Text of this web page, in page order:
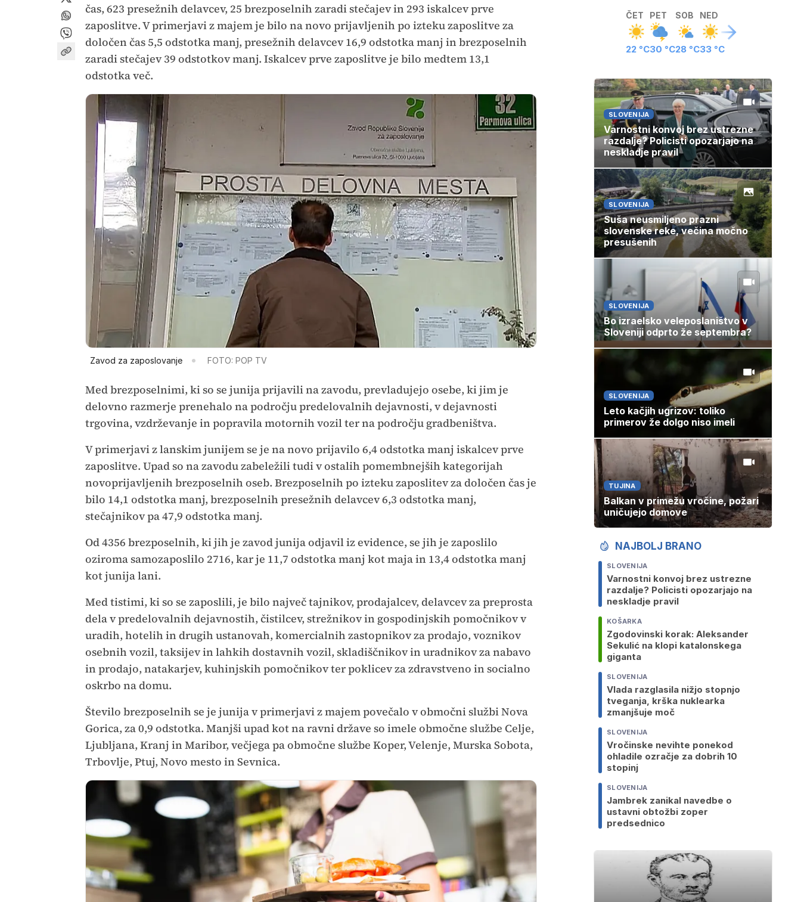
čas, 623 presežnih delavcev, 25 brezposelnih zaradi stečajev in 293 iskalcev prve
zaposlitve. V primerjavi z majem je bilo na novo prijavljenih po izteku zaposlitve za
določen čas 5,5 odstotka manj, presežnih delavcev 16,9 odstotka manj in brezposelnih
zaradi stečajev 39 odstotkov manj. Iskalcev prve zaposlitve je bilo medtem 13,1
odstotka več.
Zavod za zaposlovanje FOTO: POP TV
Med brezposelnimi, ki so se junija prijavili na zavodu, prevladujejo osebe, ki jim je
delovno razmerje prenehalo na področju predelovalnih dejavnosti, v dejavnosti
trgovina, vzdrževanje in popravila motornih vozil ter na področju gradbeništva.
V primerjavi z lanskim junijem se je na novo prijavilo 6,4 odstotka manj iskalcev prve
zaposlitve. Upad so na zavodu zabeležili tudi v ostalih pomembnejših kategorijah
novoprijavljenih brezposelnih oseb. Brezposelnih po izteku zaposlitev za določen čas je
bilo 14,1 odstotka manj, brezposelnih presežnih delavcev 6,3 odstotka manj,
stečajnikov pa 47,9 odstotka manj.
Od 4356 brezposelnih, ki jih je zavod junija odjavil iz evidence, se jih je zaposlilo
oziroma samozaposlilo 2716, kar je 11,7 odstotka manj kot maja in 13,4 odstotka manj
kot junija lani.
Med tistimi, ki so se zaposlili, je bilo največ tajnikov, prodajalcev, delavcev za preprosta
dela v predelovalnih dejavnostih, čistilcev, strežnikov in gospodinjskih pomočnikov v
uradih, hotelih in drugih ustanovah, komercialnih zastopnikov za prodajo, voznikov
osebnih vozil, taksijev in lahkih dostavnih vozil, skladiščnikov in uradnikov za nabavo
in prodajo, natakarjev, kuhinjskih pomočnikov ter poklicev za zdravstveno in socialno
oskrbo na domu.
Število brezposelnih se je junija v primerjavi z majem povečalo v območni službi Nova
Gorica, za 0,9 odstotka. Manjši upad kot na ravni države so imele območne službe Celje,
Ljubljana, Kranj in Maribor, večjega pa območne službe Koper, Velenje, Murska Sobota,
Trbovlje, Ptuj, Novo mesto in Sevnica.
ČET
22 °C
PET
30 °C
SOB
28 °C
NED
33 °C
SLOVENIJA
Varnostni konvoj brez ustrezne
razdalje? Policisti opozarjajo na
neskladje pravil
SLOVENIJA
Suša neusmiljeno prazni
slovenske reke, večina močno
presušenih
SLOVENIJA
Bo izraelsko veleposlaništvo v
Sloveniji odprto že septembra?
SLOVENIJA
Leto kačjih ugrizov: toliko
primerov že dolgo niso imeli
TUJINA
Balkan v primežu vročine, požari
uničujejo domove
NAJBOLJ BRANO
SLOVENIJA
Varnostni konvoj brez ustrezne
razdalje? Policisti opozarjajo na
neskladje pravil
KOŠARKA
Zgodovinski korak: Aleksander
Sekulić na klopi katalonskega
giganta
SLOVENIJA
Vlada razglasila nižjo stopnjo
tveganja, krška nuklearka
zmanjšuje moč
SLOVENIJA
Vročinske nevihte ponekod
ohladile ozračje za dobrih 10
stopinj
SLOVENIJA
Jambrek zanikal navedbe o
ustavni obtožbi zoper
predsednico